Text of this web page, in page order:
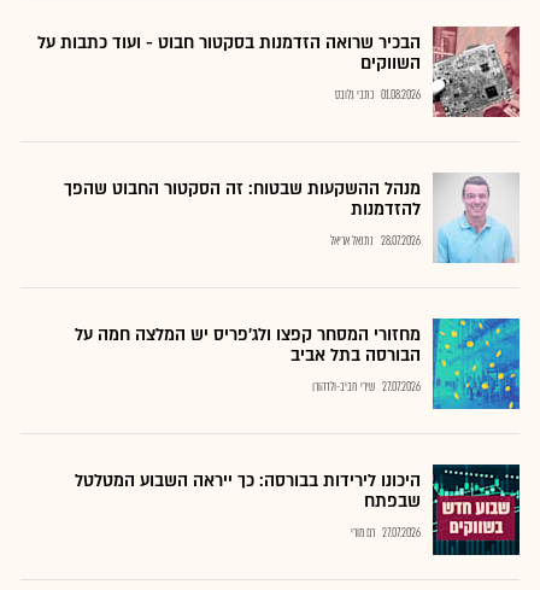
הבכיר שרואה הזדמנות בסקטור חבוט - ועוד כתבות על
השווקים
01.08.2026 כתבי גלובס
מנהל ההשקעות שבטוח: זה הסקטור החבוט שהפך
להזדמנות
28.07.2026 נתנאל אריאל
מחזורי המסחר קפצו ולג'פריס יש המלצה חמה על
הבורסה בתל אביב
27.07.2026 שירי חביב-ולדהורן
היכונו לירידות בבורסה: כך ייראה השבוע המטלטל
שבפתח
27.07.2026 רם מורי